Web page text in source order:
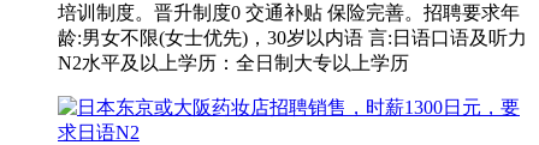
培训制度。晋升制度0 交通补贴 保险完善。招聘要求年
龄:男女不限(女士优先)，30岁以内语 言:日语口语及听力
N2水平及以上学历：全日制大专以上学历